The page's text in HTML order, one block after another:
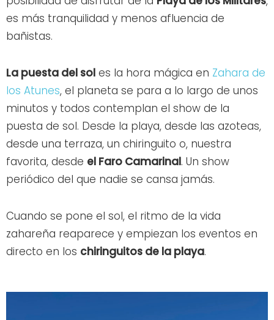
es más tranquilidad y menos afluencia de
bañistas.
La puesta del sol es la hora mágica en Zahara de
los Atunes, el planeta se para a lo largo de unos
minutos y todos contemplan el show de la
puesta de sol. Desde la playa, desde las azoteas,
desde una terraza, un chiringuito o, nuestra
favorita, desde el Faro Camarinal. Un show
periódico del que nadie se cansa jamás.
Cuando se pone el sol, el ritmo de la vida
zahareña reaparece y empiezan los eventos en
directo en los chiringuitos de la playa.